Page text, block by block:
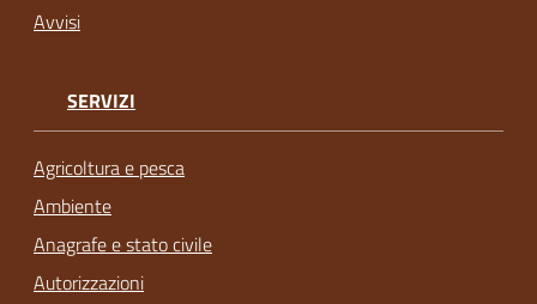
Avvisi
SERVIZI
Agricoltura e pesca
Ambiente
Anagrafe e stato civile
Autorizzazioni